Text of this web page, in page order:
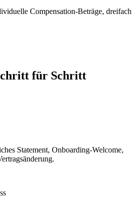
Compensation-Beträge, dreifach
für Schritt
Statement, Onboarding-Welcome,